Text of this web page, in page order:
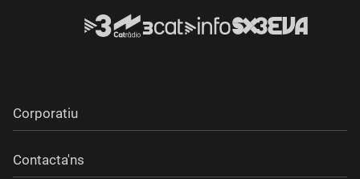
Corporatiu
Contacta'ns